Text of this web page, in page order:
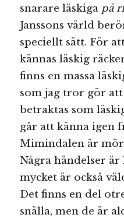
snarare läskiga på
Janssons värld
speciellt sätt. För
kännas läskig
finns en massa
som jag tror gör
betraktas som
går att känna igen
Mimindalen är
Några händelser
mycket är också
Det finns en del
snälla, men de är